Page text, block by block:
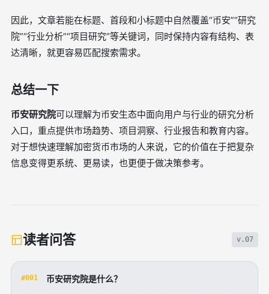
因此，文章若能在标题、首段和小标题中自然覆盖“币安”“研究
院”“行业分析”“项目研究”等关键词，同时保持内容有结构、表
达清晰，就更容易匹配搜索需求。
总结一下
币安研究院可以理解为币安生态中面向用户与行业的研究分析
入口，重点提供市场趋势、项目洞察、行业报告和教育内容。
对于想快速理解加密货币市场的人来说，它的价值在于把复杂
信息变得更系统、更易读，也更便于做决策参考。
读者问答 v.07
#001 币安研究院是什么？